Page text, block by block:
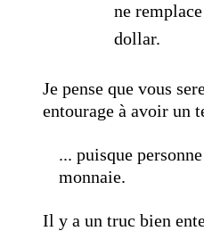
ne
dollar.
Je pense que vous
entourage à avoir un
... puisque
monnaie.
Il y a un truc bien